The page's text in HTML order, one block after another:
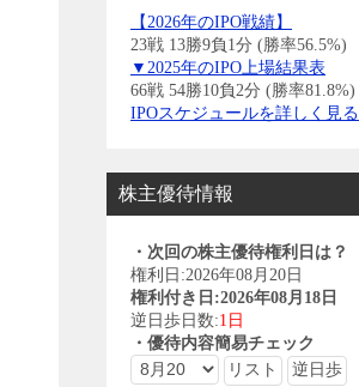
【2026年のIPO戦績】
23戦 13勝9負1分 (勝率56.5%)
▼2025年のIPO上場結果表
66戦 54勝10負2分 (勝率81.8%)
IPOスケジュールを詳しく見る
株主優待情報
・次回の株主優待権利日は？
権利日:2026年08月20日
権利付き日:2026年08月18日
逆日歩日数:1日
・優待内容簡易チェック